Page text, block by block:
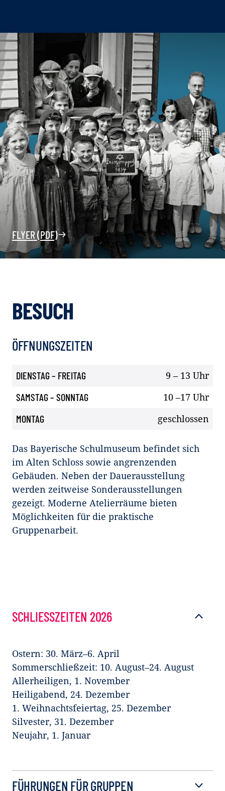
FLYER (PDF)
BESUCH
ÖFFNUNGSZEITEN
DIENSTAG – FREITAG
9 – 13 Uhr
SAMSTAG – SONNTAG
10 –17 Uhr
MONTAG
geschlossen
Das Bayerische Schulmuseum befindet sich
im Alten Schloss sowie angrenzenden
Gebäuden. Neben der Dauerausstellung
werden zeitweise Sonderausstellungen
gezeigt. Moderne Atelierräume bieten
Möglichkeiten für die praktische
Gruppenarbeit.
SCHLIESSZEITEN 2026
Ostern: 30. März–6. April
Sommerschließzeit: 10. August–24. August
Allerheiligen, 1. November
Heiligabend, 24. Dezember
1. Weihnachtsfeiertag, 25. Dezember
Silvester, 31. Dezember
Neujahr, 1. Januar
FÜHRUNGEN FÜR GRUPPEN